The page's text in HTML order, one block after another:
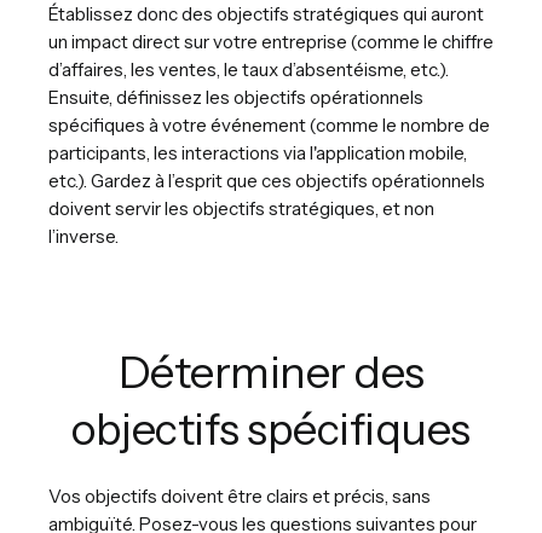
Établissez donc des objectifs stratégiques qui auront
un impact direct sur votre entreprise (comme le chiffre
d’affaires, les ventes, le taux d’absentéisme, etc.).
Ensuite, définissez les objectifs opérationnels
spécifiques à votre événement (comme le nombre de
participants, les interactions via l'application mobile,
etc.). Gardez à l’esprit que ces objectifs opérationnels
doivent servir les objectifs stratégiques, et non
l’inverse.
Déterminer des
objectifs spécifiques
Vos objectifs doivent être clairs et précis, sans
ambiguïté. Posez-vous les questions suivantes pour